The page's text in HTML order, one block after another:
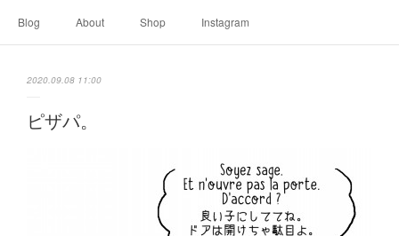
Blog About Shop Instagram
2020.09.08 11:00
ピザパ。